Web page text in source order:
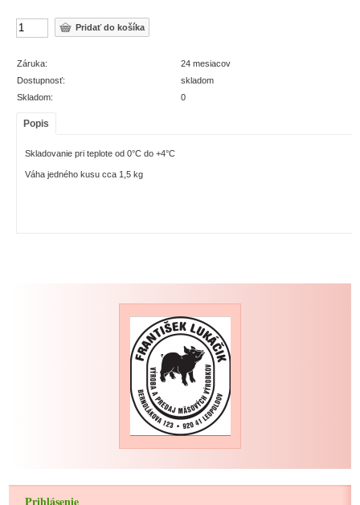
Záruka:
24 mesiacov
Dostupnosť:
skladom
Skladom:
0
Popis
Skladovanie pri teplote od 0°C do +4°C
Váha jedného kusu cca 1,5 kg
Prihlásenie